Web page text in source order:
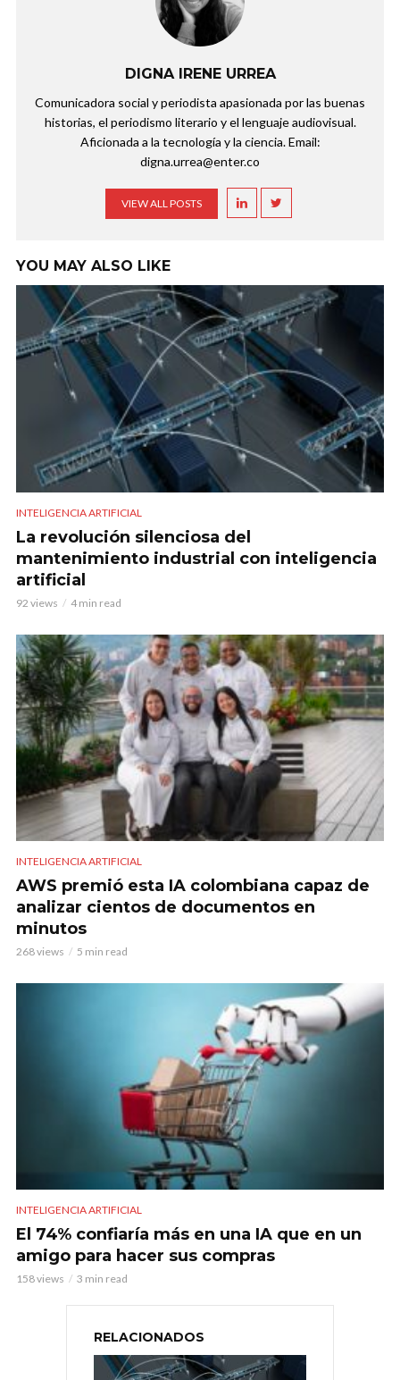
DIGNA IRENE URREA
Comunicadora social y periodista apasionada por las buenas
historias, el periodismo literario y el lenguaje audiovisual.
Aficionada a la tecnología y la ciencia. Email:
digna.urrea@enter.co
VIEW ALL POSTS
YOU MAY ALSO LIKE
INTELIGENCIA ARTIFICIAL
La revolución silenciosa del
mantenimiento industrial con inteligencia
artificial
92 views 4 min read
INTELIGENCIA ARTIFICIAL
AWS premió esta IA colombiana capaz de
analizar cientos de documentos en
minutos
268 views 5 min read
INTELIGENCIA ARTIFICIAL
El 74% confiaría más en una IA que en un
amigo para hacer sus compras
158 views 3 min read
RELACIONADOS